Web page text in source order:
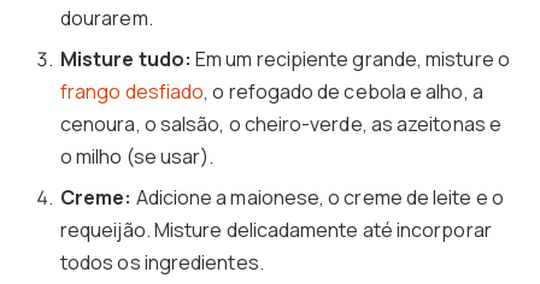
dourarem.
Misture tudo: Em um recipiente grande, misture o
frango desfiado, o refogado de cebola e alho, a
cenoura, o salsão, o cheiro-verde, as azeitonas e
o milho (se usar).
Creme: Adicione a maionese, o creme de leite e o
requeijão. Misture delicadamente até incorporar
todos os ingredientes.